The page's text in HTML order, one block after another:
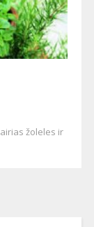
žoleles ir